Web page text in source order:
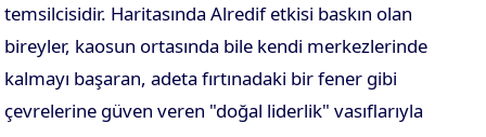
temsilcisidir. Haritasında Alredif etkisi baskın olan
bireyler, kaosun ortasında bile kendi merkezlerinde
kalmayı başaran, adeta fırtınadaki bir fener gibi
çevrelerine güven veren "doğal liderlik" vasıflarıyla